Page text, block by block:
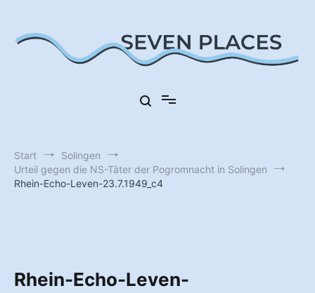
springen
Start
Solingen
Urteil gegen die NS-Täter der Pogromnacht in Solingen
Rhein-Echo-Leven-23.7.1949_c4
Rhein-Echo-Leven-